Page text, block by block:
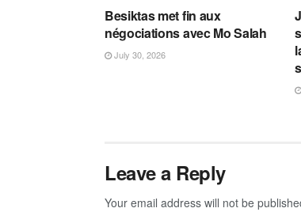
Besiktas met fin aux
négociations avec Mo Salah
July 30, 2026
Leave a Reply
Your email address will not be